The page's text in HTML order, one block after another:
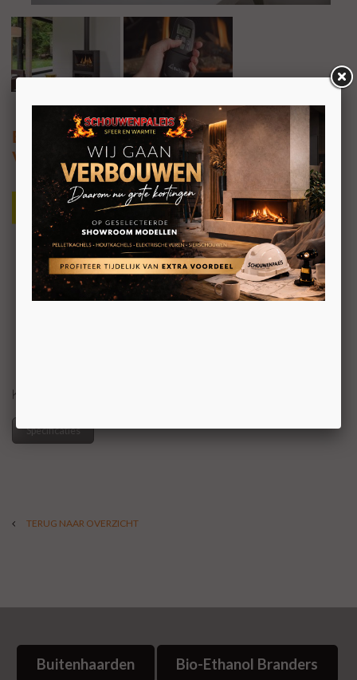
Barbas BOX Gas - Front 65
Vrijstaande gashaard frontmodel
Vrijstaande gashaard
Concentrische gashaard
Met en zonder opslagmodule
Mogelijk op plateau
Dubbele brander: MagniFire
KOM VOOR UW PRIJS NAAR ONZE SHOWROOM
Specificaties
TERUG NAAR OVERZICHT
Buitenhaarden Bio-Ethanol Branders